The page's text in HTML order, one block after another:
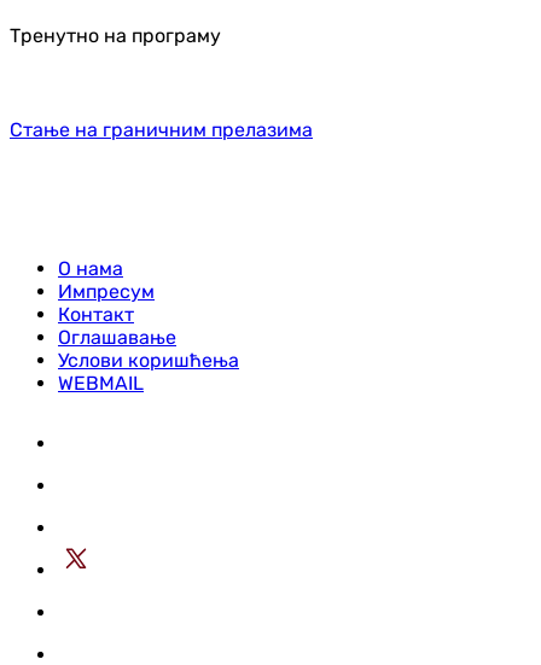
Тренутно на програму
Стање на граничним прелазима
О нама
Импресум
Контакт
Оглашавање
Услови коришћења
WEBMAIL